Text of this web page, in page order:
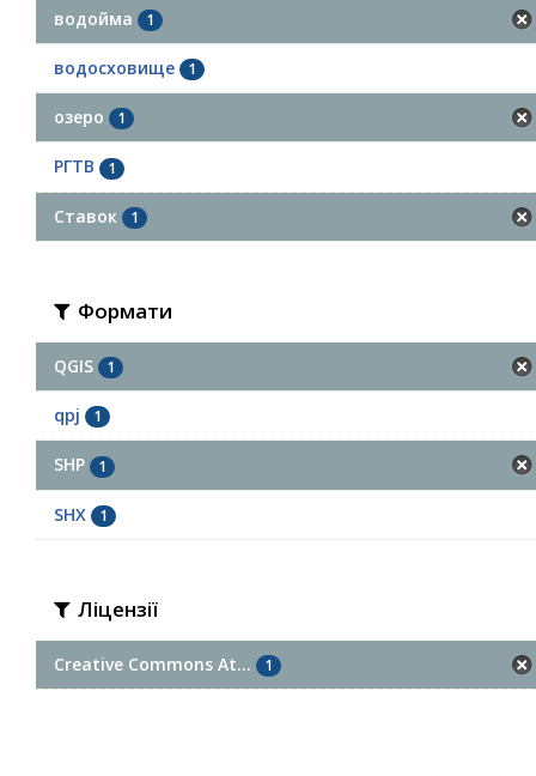
водойма 1
водосховище 1
озеро 1
РГТВ 1
Ставок 1
Формати
QGIS 1
qpj 1
SHP 1
SHX 1
Ліцензії
Creative Commons At... 1